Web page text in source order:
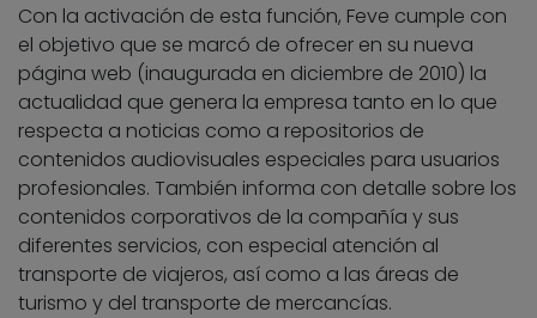
Con la activación de esta función, Feve cumple con
el objetivo que se marcó de ofrecer en su nueva
página web (inaugurada en diciembre de 2010) la
actualidad que genera la empresa tanto en lo que
respecta a noticias como a repositorios de
contenidos audiovisuales especiales para usuarios
profesionales. También informa con detalle sobre los
contenidos corporativos de la compañía y sus
diferentes servicios, con especial atención al
transporte de viajeros, así como a las áreas de
turismo y del transporte de mercancías.